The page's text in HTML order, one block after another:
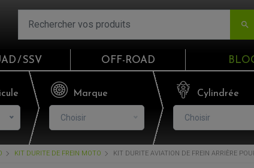

Email
Mot de passe
/ SSV OFF-ROAD
Marque
Choisir
Cylindrée
Choisir
KIT DURITE DE FREIN MOTO KIT DURITE AVIATION DE FREIN ARRIÈRE